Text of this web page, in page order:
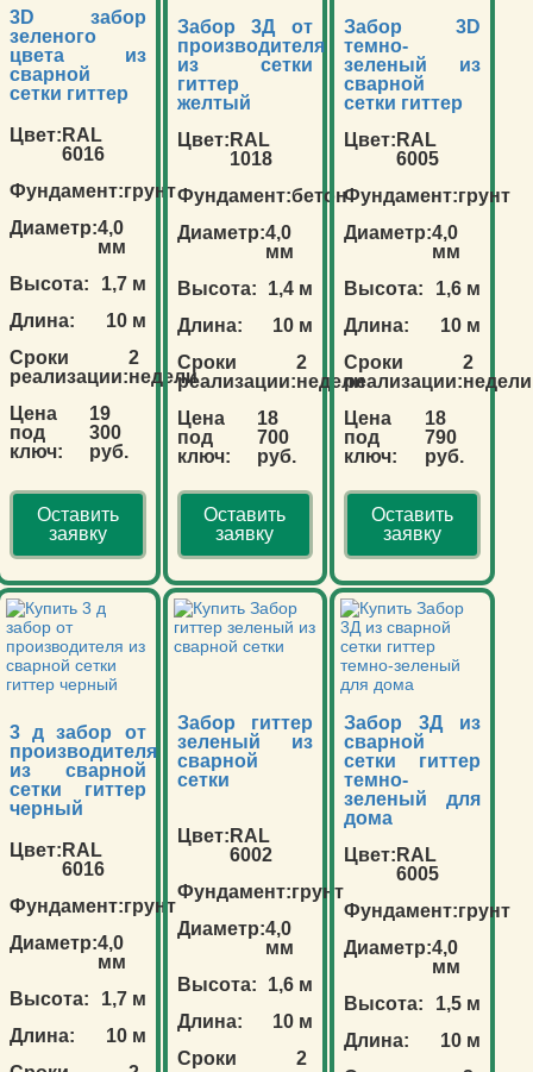
3D забор
зеленого
цвета из
сварной
сетки гиттер
Цвет: RAL
6016
Фундамент:грунт
Диаметр:4,0
мм
Высота:
1,7 м
Длина:
10 м
Сроки
реализации:
2
недели
Цена
под
ключ:
19
300
руб.
Оставить
заявку
Забор 3Д от
производителя
из сетки
гиттер
желтый
Цвет: RAL
1018
Фундамент:бетон
Диаметр:4,0
мм
Высота:
1,4 м
Длина:
10 м
Сроки
реализации:
2
недели
Цена
под
ключ:
18
700
руб.
Оставить
заявку
Забор 3D
темно-
зеленый из
сварной
сетки гиттер
Цвет: RAL
6005
Фундамент:грунт
Диаметр:4,0
мм
Высота:
1,6 м
Длина:
10 м
Сроки
реализации:
2
недели
Цена
под
ключ:
18
790
руб.
Оставить
заявку
3 д забор от
производителя
из сварной
сетки гиттер
черный
Цвет: RAL
6016
Фундамент:грунт
Диаметр:4,0
мм
Высота:
1,7 м
Длина:
10 м
Забор гиттер
зеленый из
сварной
сетки
Цвет: RAL
6002
Фундамент:грунт
Диаметр:4,0
мм
Высота:
1,6 м
Длина:
10 м
Сроки
2
Забор 3Д из
сварной
сетки гиттер
темно-
зеленый для
дома
Цвет: RAL
6005
Фундамент:грунт
Диаметр:4,0
мм
Высота:
1,5 м
Длина:
10 м